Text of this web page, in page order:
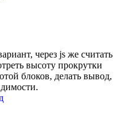
через js же считать
высоту прокрутки
блоков, делать вывод,